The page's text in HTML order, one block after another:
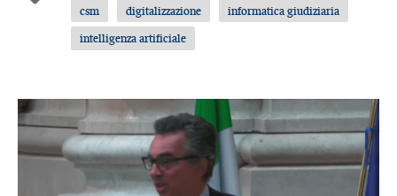
csm
digitalizzazione
informatica giudiziaria
intelligenza artificiale